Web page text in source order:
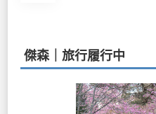
傑森｜旅行履行中